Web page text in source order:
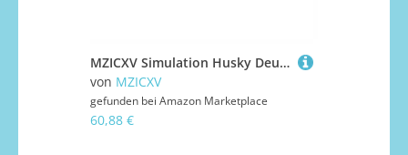
MZICXV Simulation Husky Deutscher Schäferhund Plüschtier Niedliches Tierwelpenmodell Wohnkultur Kindergeschenk(Grey)
von MZICXV
gefunden bei Amazon Marketplace
60,88 €